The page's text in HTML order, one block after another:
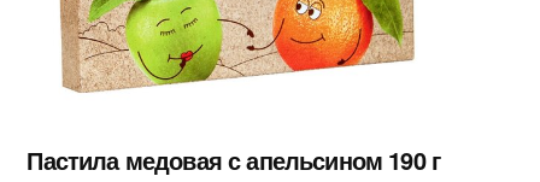
Пастила медовая с апельсином 190 г